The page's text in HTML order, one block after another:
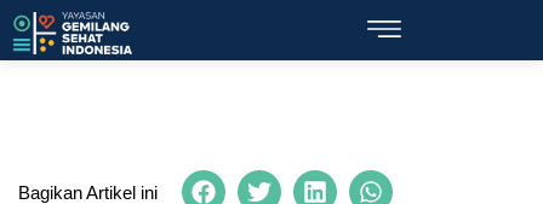
Bagikan Artikel ini